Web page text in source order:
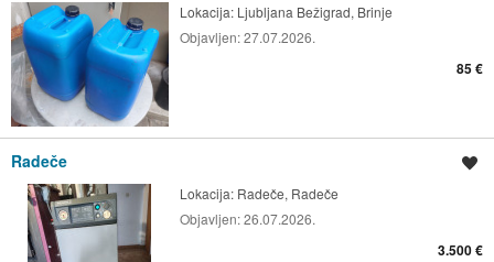
Lokacija: Ljubljana Bežigrad, Brinje
Objavljen:27.07.2026.
85 €
Radeče
Lokacija: Radeče, Radeče
Objavljen:26.07.2026.
3.500 €